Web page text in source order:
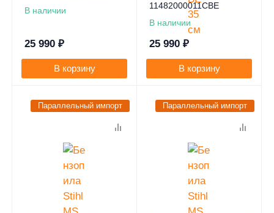
В наличии
25 990 ₽
В корзину
11482000011CBE
В наличии
25 990 ₽
В корзину
Параллельный импорт Параллельный импорт